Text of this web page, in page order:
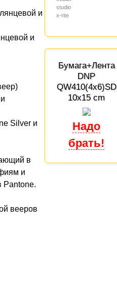
и
и
Silver и
в
и
Pantone.
вееров
studio
x-rite
Бумага+Лента
DNP
QW410(4x6)SD
10x15 cm